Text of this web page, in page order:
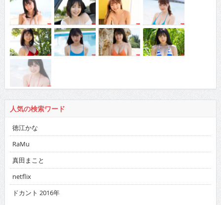
人気の検索ワード
徳江かな
RaMu
真田まこと
netflix
ドカント 2016年